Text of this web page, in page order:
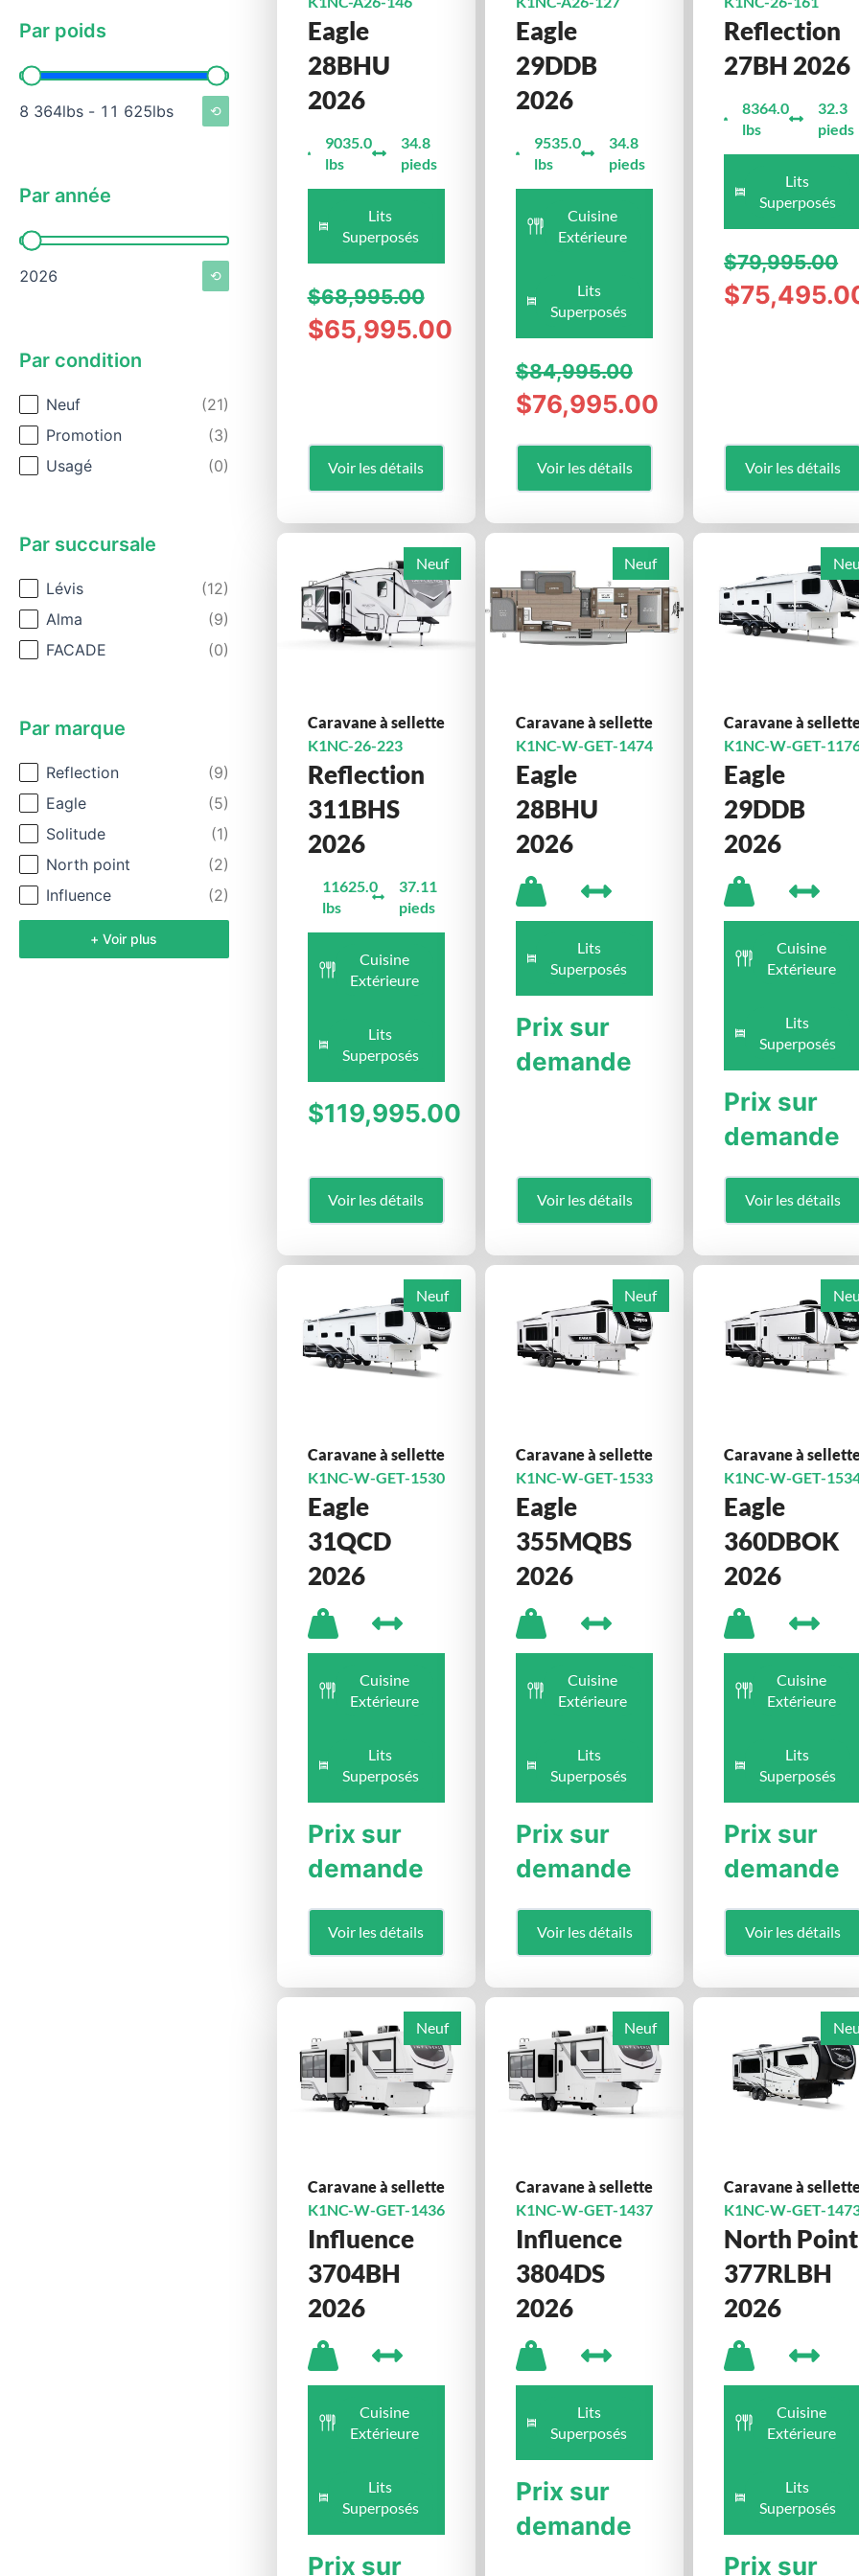
Par poids
Par poids
8 364lbs - 11 625lbs ⟲
Par année
Par année
2026 ⟲
Par condition
Par condition
Neuf
(21)
Promotion
(3)
Usagé
(0)
Par succursale
Par succursale
Lévis
(12)
Alma
(9)
FACADE
(0)
Par marque
Par marque
Reflection
(9)
Eagle
(5)
Solitude
(1)
North point
(2)
Influence
(2)
+ Voir plus
Eagle
28BHU
2026
9035.0
lbs
34.8
pieds
Lits
Superposés
$68,995.00
$65,995.00
Voir les détails
Eagle
29DDB
2026
9535.0
lbs
34.8
pieds
Cuisine
Extérieure
Lits
Superposés
$84,995.00
$76,995.00
Voir les détails
Reflection
27BH 2026
8364.0
lbs
32.3
pieds
Lits
Superposés
$79,995.00
Voir les détails
Neuf
Caravane à sellette
K1NC-26-223
Reflection
311BHS
2026
11625.0
lbs
37.11
pieds
Cuisine
Extérieure
Lits
Superposés
$119,995.00
Voir les détails
Neuf
Caravane à sellette
K1NC-W-GET-1474
Eagle
28BHU
2026
Lits
Superposés
Prix sur
demande
Voir les détails
Caravane à
K1NC-W-GET-
Eagle
29DDB
2026
Cuisine
Extérieure
Lits
Superposés
Prix sur
demande
Voir les détails
Neuf
Caravane à sellette
K1NC-W-GET-1530
Eagle
31QCD
2026
Cuisine
Extérieure
Lits
Superposés
Prix sur
demande
Voir les détails
Neuf
Caravane à sellette
K1NC-W-GET-1533
Eagle
355MQBS
2026
Cuisine
Extérieure
Lits
Superposés
Prix sur
demande
Voir les détails
Caravane à
K1NC-W-GET-
Eagle
360DBOK
2026
Cuisine
Extérieure
Lits
Superposés
Prix sur
demande
Voir les détails
Neuf
Caravane à sellette
K1NC-W-GET-1436
Influence
3704BH
2026
Cuisine
Extérieure
Lits
Superposés
Prix sur
Neuf
Caravane à sellette
K1NC-W-GET-1437
Influence
3804DS
2026
Lits
Superposés
Prix sur
demande
Caravane à
K1NC-W-GET-
North Point
377RLBH
2026
Cuisine
Extérieure
Lits
Superposés
Prix sur